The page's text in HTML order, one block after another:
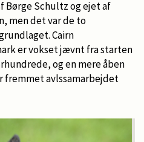
Schultz og ejet af
men det var de to
Cairn
er vokset jævnt fra starten
og en mere åben
fremmet avlssamarbejdet